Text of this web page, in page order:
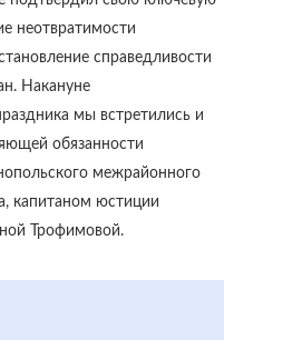
неотвратимости
справедливости
Накануне
мы встретились и
обязанности
межрайонного
капитаном юстиции
Трофимовой.